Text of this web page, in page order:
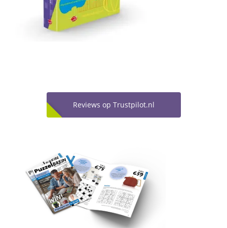
Reviews op Trustpilot.nl